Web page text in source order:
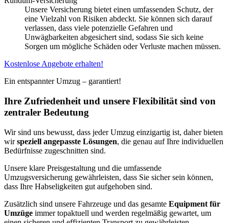
Unsere Versicherung bietet einen umfassenden Schutz, der
eine Vielzahl von Risiken abdeckt. Sie können sich darauf
verlassen, dass viele potenzielle Gefahren und
Unwägbarkeiten abgesichert sind, sodass Sie sich keine
Sorgen um mögliche Schäden oder Verluste machen müssen.
Kostenlose Angebote erhalten!
Ein entspannter Umzug – garantiert!
Ihre Zufriedenheit und unsere Flexibilität sind von
zentraler Bedeutung
Wir sind uns bewusst, dass jeder Umzug einzigartig ist, daher bieten
wirspeziell angepasste Lösungen, die genau auf Ihre individuellen
Bedürfnisse zugeschnitten sind.
Unsere klare Preisgestaltung und die umfassende
Umzugsversicherung gewährleisten, dass Sie sicher sein können,
dass Ihre Habseligkeiten gut aufgehoben sind.
Zusätzlich sind unsere Fahrzeuge und das gesamte Equipment für
Umzüge immer topaktuell und werden regelmäßig gewartet, um